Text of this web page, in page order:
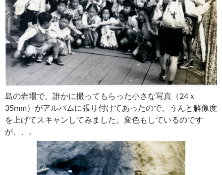
島の岩場で、誰かに撮ってもらった小さな写真（24ｘ
35mm）がアルバムに張り付けてあったので、うんと解像度
を上げてスキャンしてみました。変色もしているのです
が、、。